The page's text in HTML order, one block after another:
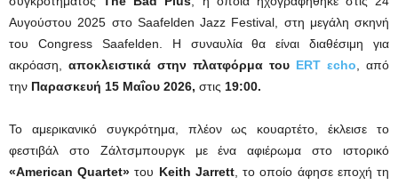
Αυγούστου 2025 στο Saafelden Jazz Festival, στη μεγάλη σκηνή
του Congress Saafelden. Η συναυλία θα είναι διαθέσιμη για
ακρόαση, αποκλειστικά στην πλατφόρμα του ERT εcho, από
την Παρασκευή 15 Μαΐου 2026, στις 19:00.
Το αμερικανικό συγκρότημα, πλέον ως κουαρτέτο, έκλεισε το
φεστιβάλ στο Ζάλτσμπουργκ με ένα αφιέρωμα στο ιστορικό
«American Quartet» του Keith Jarrett, το οποίο άφησε εποχή τη